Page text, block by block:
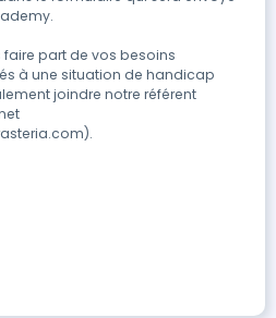
part de vos besoins
à une situation de handicap
joindre notre référent